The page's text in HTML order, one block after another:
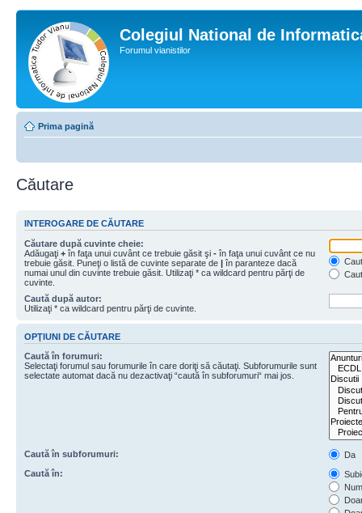
Colegiul National de
Forumul vianistilor
Prima pagină
Căutare
INTEROGARE DE CĂUTARE
Căutare după cuvinte cheie:
Adăugaţi + în faţa unui cuvânt ce trebuie găsit şi - în faţa unui cuvânt ce nu
trebuie găsit. Puneţi o listă de cuvinte separate de | în paranteze dacă
numai unul din cuvinte trebuie găsit. Utilizaţi * ca wildcard pentru părţi de
cuvinte.
Caută după autor:
Utilizaţi * ca wildcard pentru părţi de cuvinte.
OPŢIUNI DE CĂUTARE
Caută în forumuri:
Selectaţi forumul sau forumurile în care doriţi să căutaţi. Subforumurile sunt
selectate automat dacă nu dezactivaţi “caută în subforumuri“ mai jos.
Caută în subforumuri:
Da
Caută în: